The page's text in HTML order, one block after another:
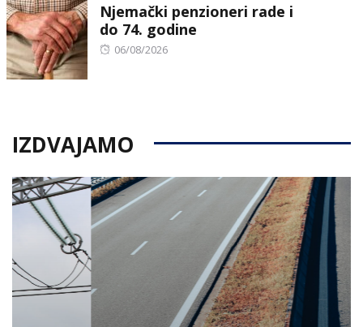
Njemački penzioneri rade i
do 74. godine
Posted
06/08/2026
IZDVAJAMO